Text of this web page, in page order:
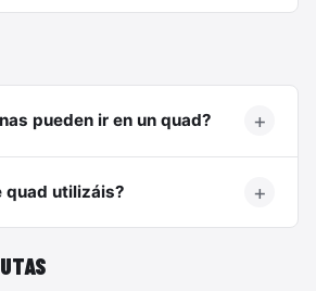
pueden ir en un quad?
quad utilizáis?